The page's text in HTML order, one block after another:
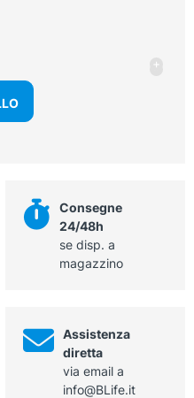
-+
Consegne
24/48h
se disp. a
magazzino
Assistenza
diretta
via email a
info@BLife.it